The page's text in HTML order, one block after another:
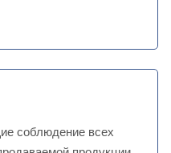
соблюдение всех